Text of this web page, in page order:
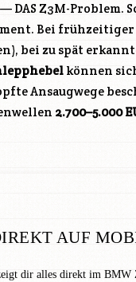
— DAS Z3M-Problem.
Bei
bei zu spät
können
Ansaugwege
2.700–5.000
AUF
dir alles direkt im